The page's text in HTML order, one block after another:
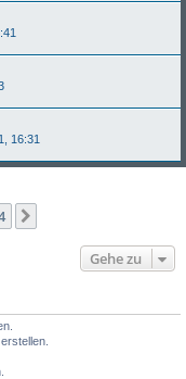
16:31
Gehe zu